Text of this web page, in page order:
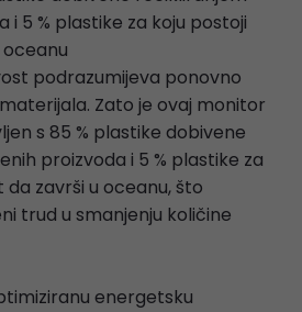
i 5 % plastike za koju postoji
podrazumijeva ponovno
Zato je ovaj monitor
s 85 % plastike dobivene
proizvoda i 5 % plastike za
završi u oceanu, što
trud u smanjenju količine
energetsku